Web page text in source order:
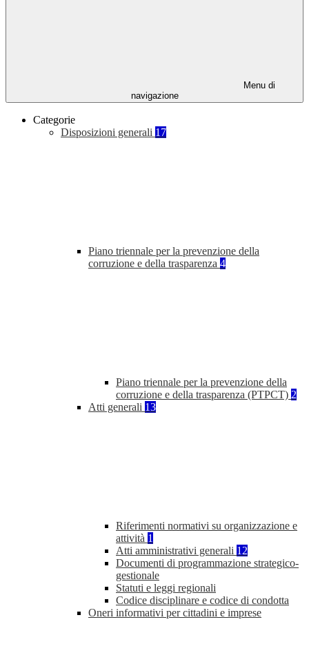
Menu di
navigazione
Categorie
Disposizioni generali 17
Piano triennale per la prevenzione della
corruzione e della trasparenza 4
Piano triennale per la prevenzione della
corruzione e della trasparenza (PTPCT) 2
Atti generali 13
Riferimenti normativi su organizzazione e
attività 1
Atti amministrativi generali 12
Documenti di programmazione strategico-
gestionale
Statuti e leggi regionali
Codice disciplinare e codice di condotta
Oneri informativi per cittadini e imprese